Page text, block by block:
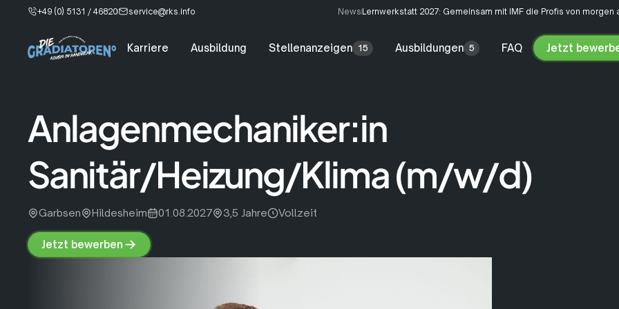
+49 (0) 5131 / 46820 service@rks.info NewsLernwerkstatt 2027: Gemeinsam mit IMF die Profis von morgen
Karriere Ausbildung Stellenanzeigen 15 Ausbildungen 5 FAQ
Jetzt
Jetzt
Anlagenmechaniker:in
Sanitär/Heizung/Klima (m/w/d)
Garbsen Hildesheim 01.08.2027 3,5 Jahre Vollzeit
Jetzt bewerben
Jetzt